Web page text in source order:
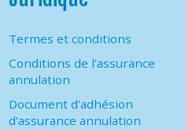
Termes et conditions
Conditions de l'assurance
annulation
Document d'adhésion
d'assurance annulation